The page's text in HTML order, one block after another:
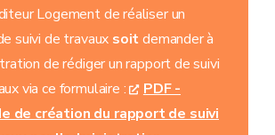
Logement de réaliser un
suivi de travaux soitdemander à
de rédiger un rapport de suivi
via ce formulaire :
PDF -
de création du rapport de suivi